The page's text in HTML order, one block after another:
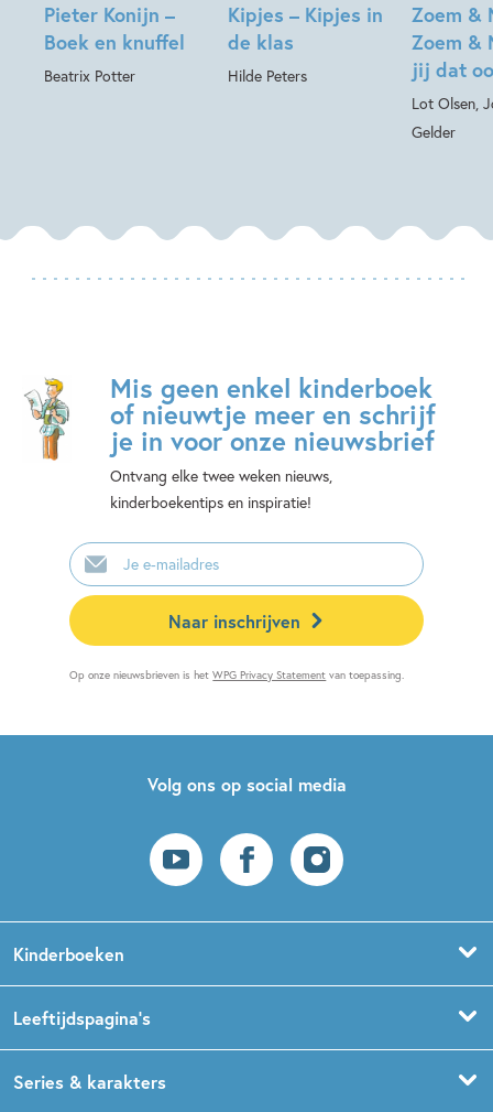
Pieter Konijn –
Boek en knuffel
Beatrix Potter
Kipjes – Kipjes in
de klas
Hilde Peters
Zoem &
Zoem &
jij dat
Lot Olsen,
Gelder
Mis geen enkel kinderboek
of nieuwtje meer en schrijf
je in voor onze nieuwsbrief
Ontvang elke twee weken nieuws,
kinderboekentips en inspiratie!
E-
mailadres
Naar inschrijven
Op onze nieuwsbrieven is hetWPG Privacy Statement van toepassing.
Volg ons op social media
Kinderboeken
Prentenboeken
Leeftijdspagina’s
Series & karakters